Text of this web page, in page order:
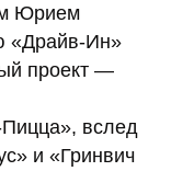
Юрием
«Драйв‑Ин»
проект —
вслед
и «Гринвич